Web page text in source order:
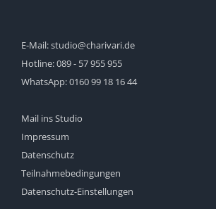
E-Mail:studio@charivari.de
Hotline:089 - 57 955 955
WhatsApp:0160 99 18 16 44
Mail ins Studio
Impressum
Datenschutz
Teilnahmebedingungen
Datenschutz-Einstellungen